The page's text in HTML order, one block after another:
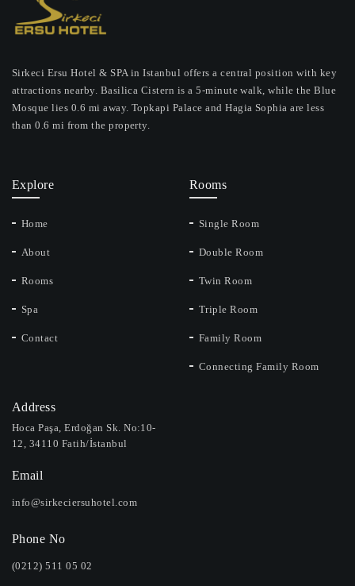
Sirkeci Ersu Hotel & SPA in Istanbul offers a central position with key
attractions nearby. Basilica Cistern is a 5-minute walk, while the Blue
Mosque lies 0.6 mi away. Topkapi Palace and Hagia Sophia are less
than 0.6 mi from the property.
Explore
Home
About
Rooms
Spa
Contact
Rooms
Single Room
Double Room
Twin Room
Triple Room
Family Room
Connecting Family Room
Address
Hoca Paşa, Erdoğan Sk. No:10-
12, 34110 Fatih/İstanbul
Email
info@sirkeciersuhotel.com
Phone No
(0212) 511 05 02